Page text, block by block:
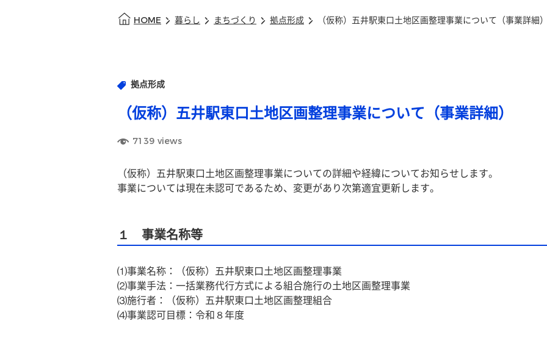
HOME 暮らし まちづくり 拠点形成 （仮称）五井駅東口土地区画整理事業について（事業詳細）
拠点形成
（仮称）五井駅東口土地区画整理事業について（事業詳細）
7139 views
（仮称）五井駅東口土地区画整理事業についての詳細や経緯についてお知らせします。
事業については現在未認可であるため、変更があり次第適宜更新します。
１ 事業名称等
⑴事業名称：（仮称）五井駅東口土地区画整理事業
⑵事業手法：一括業務代行方式による組合施行の土地区画整理事業
⑶施行者：（仮称）五井駅東口土地区画整理組合
⑷事業認可目標：令和８年度